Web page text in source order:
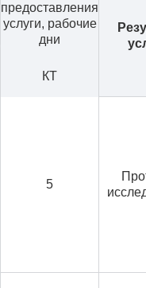
предоставления
услуги, рабочие
дни
КТ
5